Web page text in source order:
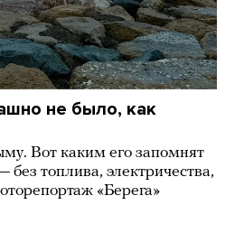
не было, как
Вот каким его запомнят
без топлива, электричества,
«Берега»